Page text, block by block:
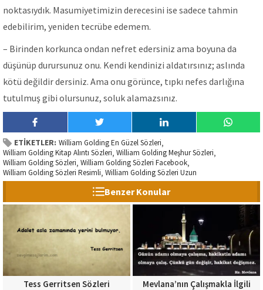
noktasıydık. Masumiyetimizin derecesini ise sadece tahmin
edebilirim, yeniden tecrübe edemem.
– Birinden korkunca ondan nefret edersiniz ama boyuna da
düşünüp durursunuz onu. Kendi kendinizi aldatırsınız; aslında
kötü değildir dersiniz. Ama onu görünce, tıpkı nefes darlığına
tutulmuş gibi olursunuz, soluk alamazsınız.
ETİKETLER: William Golding En Güzel Sözleri,
William Golding Kitap Alıntı Sözleri, William Golding Meşhur Sözleri,
William Golding Sözleri, William Golding Sözleri Facebook,
William Golding Sözleri Resimli, William Golding Sözleri Uzun
Benzer Konular
Tess Gerritsen Sözleri
Mevlana’nın Çalışmakla İlgili